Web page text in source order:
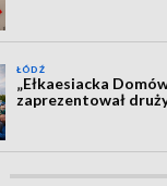
ŁÓDŹ
„Ełkaesiacka
zaprezentował